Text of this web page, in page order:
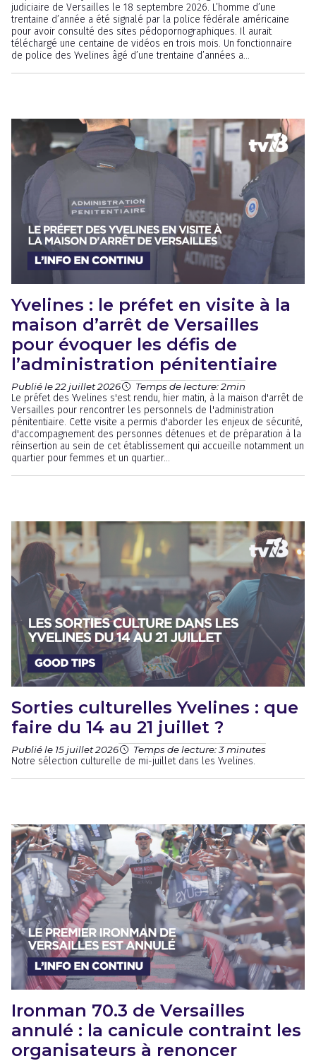
judiciaire de Versailles le 18 septembre 2026. L’homme d’une
trentaine d’année a été signalé par la police fédérale américaine
pour avoir consulté des sites pédopornographiques. Il aurait
téléchargé une centaine de vidéos en trois mois. Un fonctionnaire
de police des Yvelines âgé d’une trentaine d’années a...
Yvelines : le préfet en visite à la
maison d’arrêt de Versailles
pour évoquer les défis de
l’administration pénitentiaire
Publié le 22 juillet 2026 Temps de lecture: 2min
Le préfet des Yvelines s'est rendu, hier matin, à la maison d'arrêt de
Versailles pour rencontrer les personnels de l'administration
pénitentiaire. Cette visite a permis d'aborder les enjeux de sécurité,
d'accompagnement des personnes détenues et de préparation à la
réinsertion au sein de cet établissement qui accueille notamment un
quartier pour femmes et un quartier...
Sorties culturelles Yvelines : que
faire du 14 au 21 juillet ?
Publié le 15 juillet 2026 Temps de lecture: 3 minutes
Notre sélection culturelle de mi-juillet dans les Yvelines.
Ironman 70.3 de Versailles
annulé : la canicule contraint les
organisateurs à renoncer